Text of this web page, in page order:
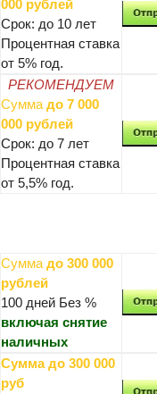
000 рублей
Срок: до 10 лет
Процентная ставка
от 5% год.
РЕКОМЕНДУЕМ
Сумма до 7 000
000 рублей
Срок: до 7 лет
Процентная ставка
от 5,5% год.
Сумма до 300 000
рублей
100 дней Без %
включая снятие
наличных
Сумма до 300 000
руб